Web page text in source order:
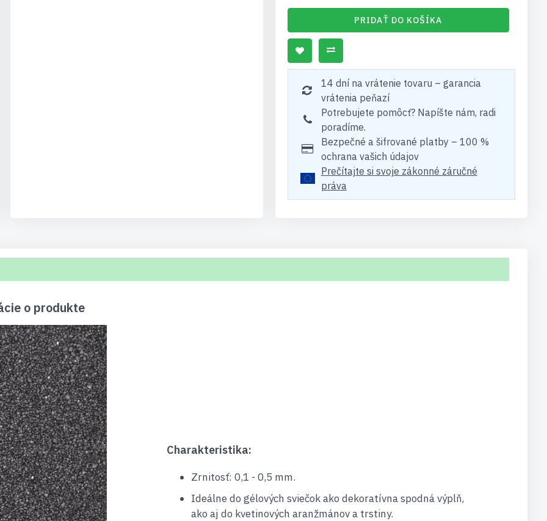
PRIDAŤ DO KOŠÍKA
14 dní na vrátenie tovaru – garancia
vrátenia peňazí
Potrebujete pomôcť? Napíšte nám, radi
poradíme.
Bezpečné a šifrované platby – 100 %
ochrana vašich údajov
Prečítajte si svoje zákonné záručné
práva
o produkte
Charakteristika:
Zrnitosť: 0,1 - 0,5 mm.
Ideálne do gélových sviečok ako dekoratívna spodná výplň,
ako aj do kvetinových aranžmánov a trstiny.